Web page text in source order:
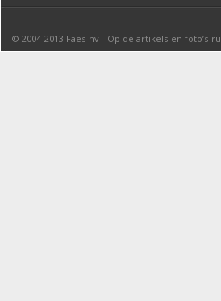
© 2004-2013 Faes nv - Op de artikels en foto’s